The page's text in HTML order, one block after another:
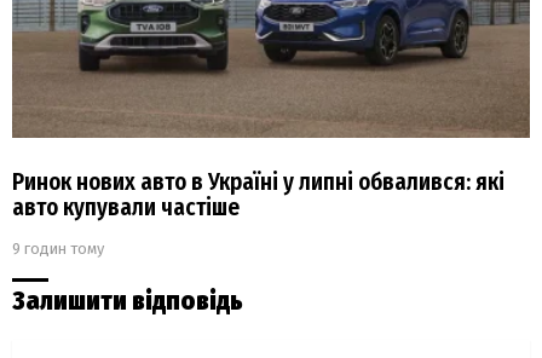
Ринок нових авто в Україні у липні обвалився: які
авто купували частіше
9 годин тому
Залишити відповідь